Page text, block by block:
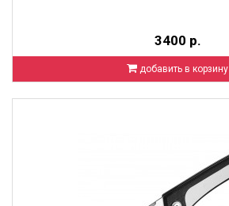
3400 р.
добавить в корзину